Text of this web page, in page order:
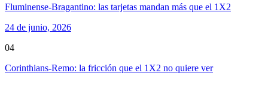
Fluminense-Bragantino: las tarjetas mandan más que el 1X2
24 de junio, 2026
04
Corinthians-Remo: la fricción que el 1X2 no quiere ver